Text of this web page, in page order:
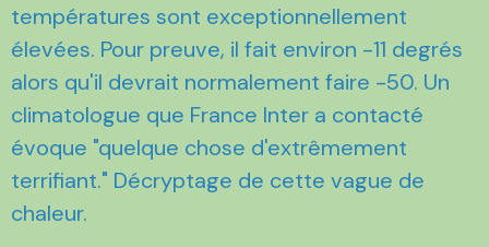
températures sont exceptionnellement
élevées. Pour preuve, il fait environ -11 degrés
alors qu'il devrait normalement faire -50. Un
climatologue que France Inter a contacté
évoque "quelque chose d'extrêmement
terrifiant." Décryptage de cette vague de
chaleur.